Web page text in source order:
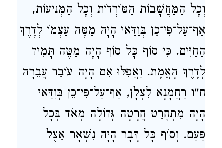
וְכָל הַמַּחֲשָׁבוֹת הַטּוֹרְדוֹת וְכָל הַמְּנִיעוֹת,
אַף־עַל־פִּי־כֵן בְּוַדַּאי הָיָה מַטֶּה עַצְמוֹ לְדֶרֶךְ
הַחַיִּים. כִּי סוֹף כָּל סוֹף הָיָה מַטֶּה תָּמִיד
לְדֶרֶךְ הָאֱמֶת. וַאֲפִלּוּ אִם הָיָה עוֹבֵר עֲבֵרָה
ח"ו רַחֲמָנָא לִצְלָן, אַף־עַל־פִּי־כֵן בְּוַדַּאי
הָיָה מִתְחָרֵט חֲרָטָה גְּדוֹלָה מְאֹד בְּכָל
פַּעַם. וְסוֹף כָּל דָּבָר הָיָה נִשְׁאָר אֵצֶל